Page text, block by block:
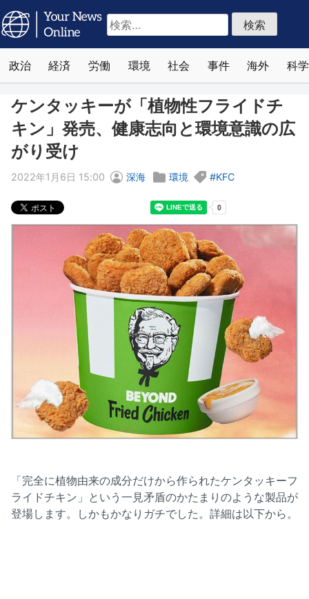
検
索:
政治 経済 労働 環境 社会 事件 海外 科学
ケンタッキーが「植物性フライドチ
キン」発売、健康志向と環境意識の広
がり受け
2022年1月6日 15:00 深海 環境 KFC
「完全に植物由来の成分だけから作られたケンタッキーフ
ライドチキン」という一見矛盾のかたまりのような製品が
登場します。しかもかなりガチでした。詳細は以下から。